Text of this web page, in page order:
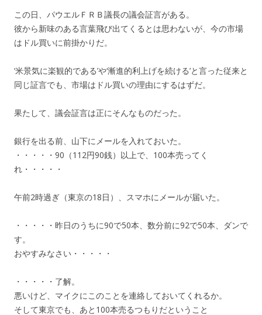
この日、パウエルＦＲＢ議長の議会証言がある。
彼から新味のある言葉飛び出てくるとは思わないが、今の市場
はドル買いに前掛かりだ。
‘米景気に楽観的である’や‘漸進的利上げを続ける’と言った従来と
同じ証言でも、市場はドル買いの理由にするはずだ。
果たして、議会証言は正にそんなものだった。
銀行を出る前、山下にメールを入れておいた。
・・・・・90（112円90銭）以上で、100本売ってく
れ・・・・・
午前2時過ぎ（東京の18日）、スマホにメールが届いた。
・・・・・昨日のうちに90で50本、数分前に92で50本、ダンで
す。
おやすみなさい・・・・・
・・・・・了解。
悪いけど、マイクにこのことを連絡しておいてくれるか。
そして東京でも、あと100本売るつもりだということ